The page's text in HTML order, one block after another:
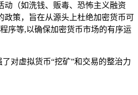
（如洗钱、贩毒、恐怖主义融资
政策，旨在从源头上杜绝加密货币可
序等,以确保加密货币市场的有序运
对虚拟货币“挖矿”和交易的整治力